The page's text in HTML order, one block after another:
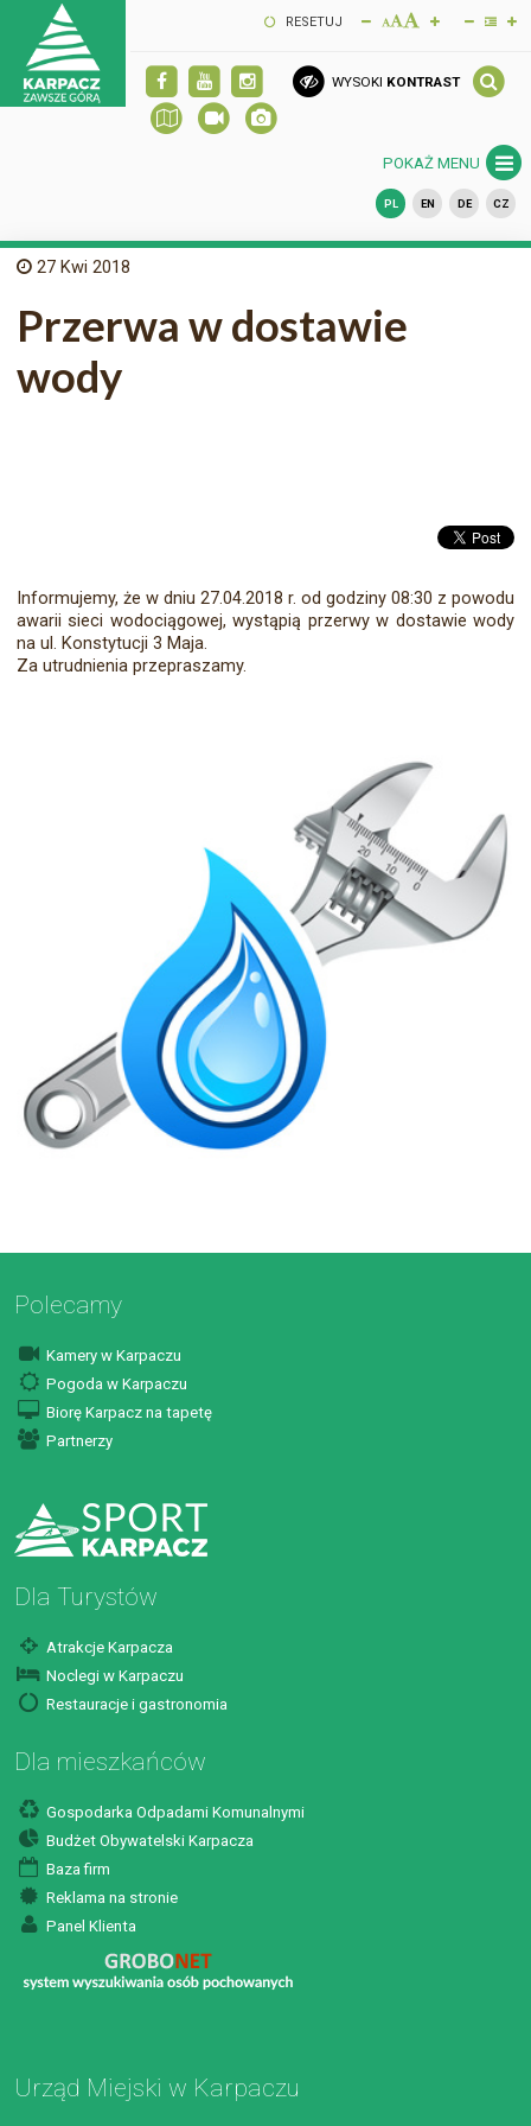
RESETUJ
WYSOKI KONTRAST
POKAŻ MENU
PL EN DE CZ
27 Kwi 2018
Przerwa w dostawie
wody
Informujemy, że w dniu 27.04.2018 r. od godziny 08:30 z powodu
awarii sieci wodociągowej, wystąpią przerwy w dostawie wody
na ul. Konstytucji 3 Maja.
Za utrudnienia przepraszamy.
Polecamy
Kamery w Karpaczu
Pogoda w Karpaczu
Biorę Karpacz na tapetę
Partnerzy
Dla Turystów
Atrakcje Karpacza
Noclegi w Karpaczu
Restauracje i gastronomia
Dla mieszkańców
Gospodarka Odpadami Komunalnymi
Budżet Obywatelski Karpacza
Baza firm
Reklama na stronie
Panel Klienta
Urząd Miejski w Karpaczu